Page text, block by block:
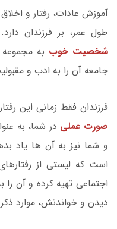
آموزش عادات، رفتار و
طول عمر، بر فرزندان
شخصیت خوب به
جامعه آن را به ادب و
فرزندان فقط زمانی این
صورت عملی در شما، به
و شما نیز به آن ها یاد
است که لیستی از
اجتماعی تهیه کرده و آن را
دیدن و خواندنش، موارد